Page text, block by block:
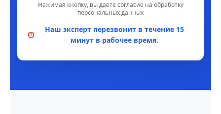
Нажимая кнопку, вы даете согласие на обработку
персональных данных
Наш эксперт перезвонит в течение 15
минут в рабочее время.